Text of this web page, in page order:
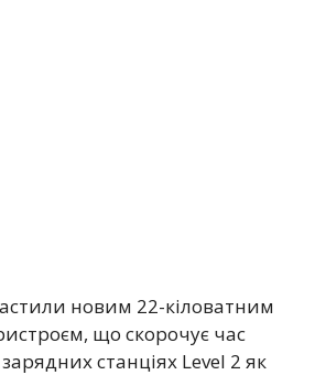
новим 22-кіловатним
що скорочує час
станціях Level 2 як